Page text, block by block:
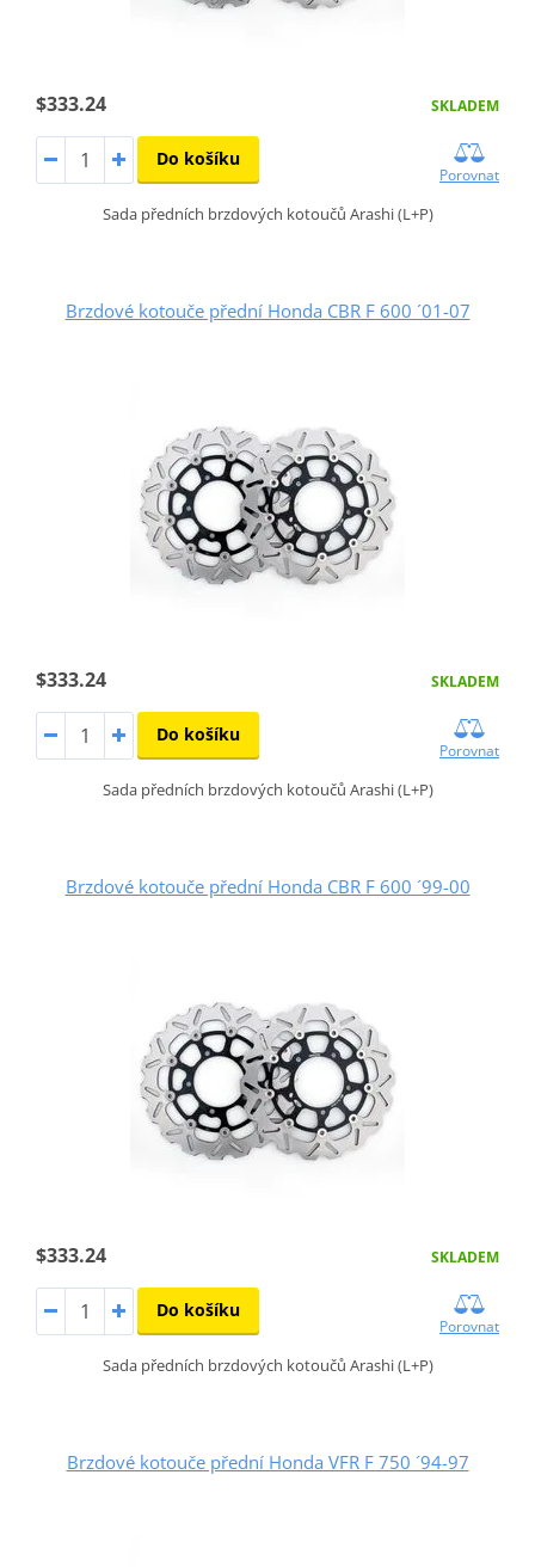
$333.24 SKLADEM
Do košíku
Porovnat
Sada předních brzdových kotoučů Arashi (L+P)
Brzdové kotouče přední Honda CBR F 600 ´01-07
$333.24 SKLADEM
Do košíku
Porovnat
Sada předních brzdových kotoučů Arashi (L+P)
Brzdové kotouče přední Honda CBR F 600 ´99-00
$333.24 SKLADEM
Do košíku
Porovnat
Sada předních brzdových kotoučů Arashi (L+P)
Brzdové kotouče přední Honda VFR F 750 ´94-97